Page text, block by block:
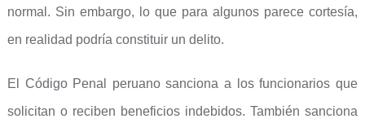
normal. Sin embargo, lo que para algunos parece cortesía,
en realidad podría constituir un delito.
El Código Penal peruano sanciona a los funcionarios que
solicitan o reciben beneficios indebidos. También sanciona